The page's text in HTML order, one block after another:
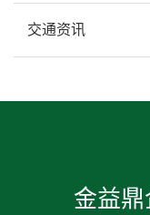
交通资讯
金益